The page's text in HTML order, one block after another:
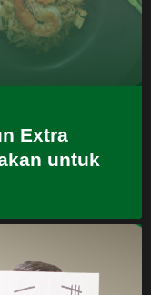
Extra
untuk